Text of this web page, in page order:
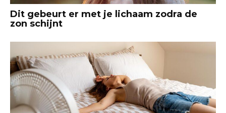
Dit gebeurt er met je lichaam zodra de
zon schijnt